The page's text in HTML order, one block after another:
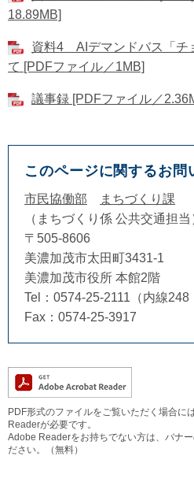
18.89MB]
資料4 AIデマンドバス「チ
て [PDFファイル／1MB]
議事録 [PDFファイル／
このページに関するお問
市民協働部
まちづくり課
まちづくり係 公共交通担当
〒505-8606
美濃加茂市太田町3431-1
美濃加茂市役所 本館2階
Tel：0574-25-2111（内線248
Fax：0574-25-3917
PDF形式のファイルをご覧いただく場合に
Readerが必要です。
Adobe Readerをお持ちでない方は、バナ
ださい。（無料）